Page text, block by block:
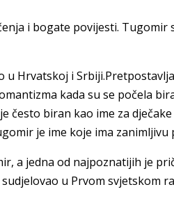
i bogate povijesti. Tugomir
Hrvatskoj i
kada su se počela
često biran kao ime za
je ime koje ima zanimljivu
a jedna od najpoznatijih je
u Prvom svjetskom